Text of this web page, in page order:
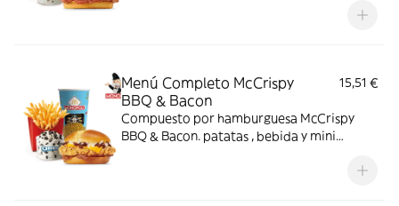
Menú Completo McCrispy
BBQ & Bacon
15,51 €
Compuesto por hamburguesa McCrispy
BBQ & Bacon. patatas , bebida y mini